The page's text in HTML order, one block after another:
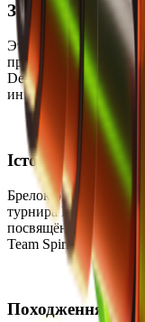
Застосування
Этот брелок можно
прикреплённый
Detachment.
инвентарь.
Історія
Брелок был добавлен
турнира BLAST.tv
посвящён ключевым
Team Spirit и MOUZ.
Походження